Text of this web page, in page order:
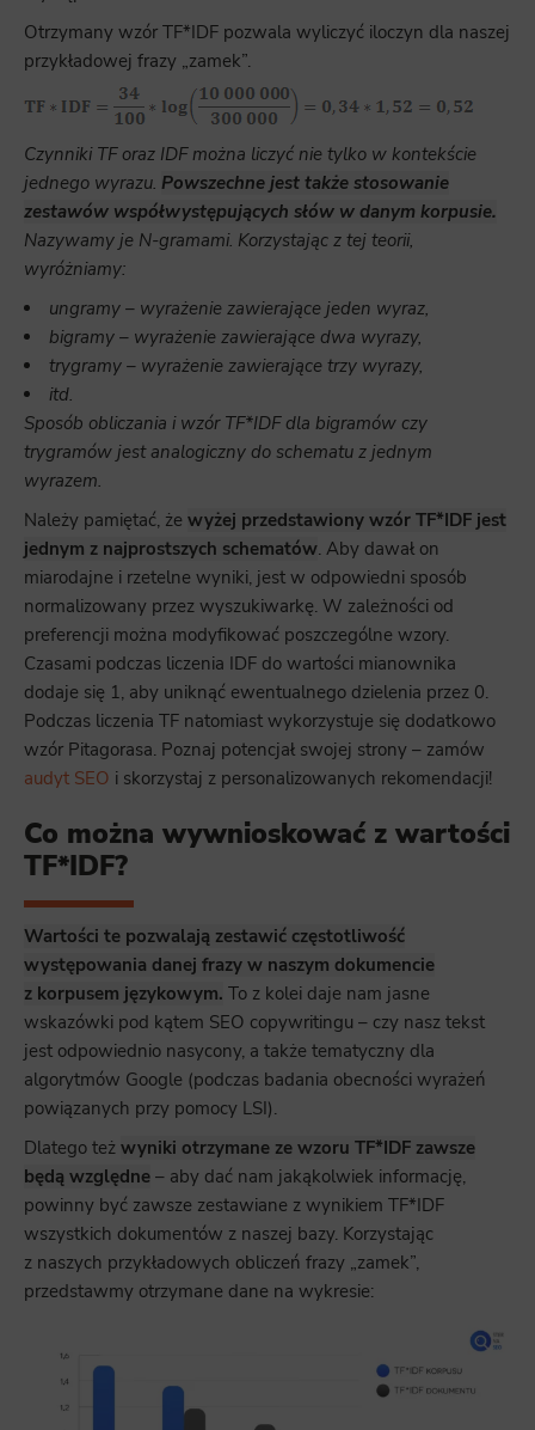
Otrzymany wzór TF*IDF pozwala wyliczyć iloczyn dla naszej
przykładowej frazy „zamek”.
Czynniki TF oraz IDF można liczyć nie tylko w kontekście
jednego wyrazu. Powszechne jest także stosowanie
zestawów współwystępujących słów w danym korpusie.
Nazywamy je N-gramami. Korzystając z tej teorii,
wyróżniamy:
ungramy – wyrażenie zawierające jeden wyraz,
bigramy – wyrażenie zawierające dwa wyrazy,
trygramy – wyrażenie zawierające trzy wyrazy,
itd.
Sposób obliczania i wzór TF*IDF dla bigramów czy
trygramów jest analogiczny do schematu z jednym
wyrazem.
Należy pamiętać, że wyżej przedstawiony wzór TF*IDF jest
jednym z najprostszych schematów. Aby dawał on
miarodajne i rzetelne wyniki, jest w odpowiedni sposób
normalizowany przez wyszukiwarkę. W zależności od
preferencji można modyfikować poszczególne wzory.
Czasami podczas liczenia IDF do wartości mianownika
dodaje się 1, aby uniknąć ewentualnego dzielenia przez 0.
Podczas liczenia TF natomiast wykorzystuje się dodatkowo
wzór Pitagorasa. Poznaj potencjał swojej strony – zamów
audyt SEO i skorzystaj z personalizowanych rekomendacji!
Co można wywnioskować z wartości
TF*IDF?
Wartości te pozwalają zestawić częstotliwość
występowania danej frazy w naszym dokumencie
z korpusem językowym. To z kolei daje nam jasne
wskazówki pod kątem SEO copywritingu – czy nasz tekst
jest odpowiednio nasycony, a także tematyczny dla
algorytmów Google (podczas badania obecności wyrażeń
powiązanych przy pomocy LSI).
Dlatego też wyniki otrzymane ze wzoru TF*IDF zawsze
będą względne – aby dać nam jakąkolwiek informację,
powinny być zawsze zestawiane z wynikiem TF*IDF
wszystkich dokumentów z naszej bazy. Korzystając
z naszych przykładowych obliczeń frazy „zamek”,
przedstawmy otrzymane dane na wykresie: